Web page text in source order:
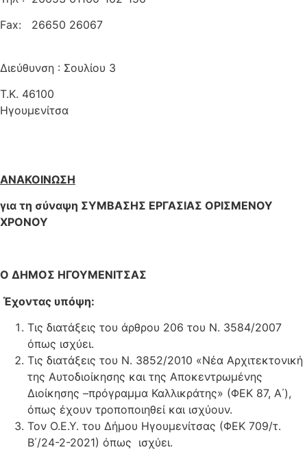
Fax: 26650 26067
Διεύθυνση : Σουλίου 3
Τ.Κ. 46100
ΑΝΑΚΟΙΝΩΣΗ
για τη σύναψη ΣΥΜΒΑΣΗΣ ΕΡΓΑΣΙΑΣ ΟΡΙΣΜΕΝΟΥ
ΧΡΟΝΟΥ
Ο ΔΗΜΟΣ ΗΓΟΥΜΕΝΙΤΣΑΣ
Έχοντας υπόψη:
Τις διατάξεις του άρθρου 206 του Ν. 3584/2007
όπως ισχύει.
Τις διατάξεις του Ν. 3852/2010 «Νέα Αρχιτεκτονική
της Αυτοδιοίκησης και της Αποκεντρωμένης
Διοίκησης –πρόγραμμα Καλλικράτης» (ΦΕΚ 87, Α΄),
όπως έχουν τροποποιηθεί και ισχύουν.
Τον Ο.Ε.Υ. του Δήμου Ηγουμενίτσας (ΦΕΚ 709/τ.
Β΄/24-2-2021) όπως ισχύει.